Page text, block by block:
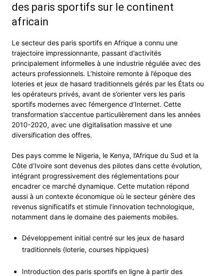
des paris sportifs sur le continent
africain
Le secteur des paris sportifs en Afrique a connu une
trajectoire impressionnante, passant d’activités
principalement informelles à une industrie régulée avec des
acteurs professionnels. L’histoire remonte à l’époque des
loteries et jeux de hasard traditionnels gérés par les États ou
les opérateurs privés, avant de s’orienter vers les paris
sportifs modernes avec l’émergence d’Internet. Cette
transformation s’accentue particulièrement dans les années
2010-2020, avec une digitalisation massive et une
diversification des offres.
Des pays comme le Nigeria, le Kenya, l’Afrique du Sud et la
Côte d’Ivoire sont devenus des pilotes dans cette évolution,
intégrant progressivement des réglementations pour
encadrer ce marché dynamique. Cette mutation répond
aussi à un contexte économique où le secteur génère des
revenus significatifs et stimule l’innovation technologique,
notamment dans le domaine des paiements mobiles.
Développement initial centré sur les jeux de hasard
traditionnels (loterie, courses hippiques)
Introduction des paris sportifs en ligne à partir des